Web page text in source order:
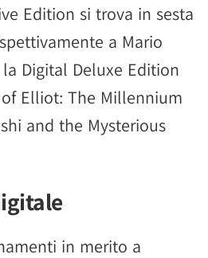
Edition si trova in sesta
a Mario
Digital Deluxe Edition
Elliot: The Millennium
and the Mysterious
in merito a